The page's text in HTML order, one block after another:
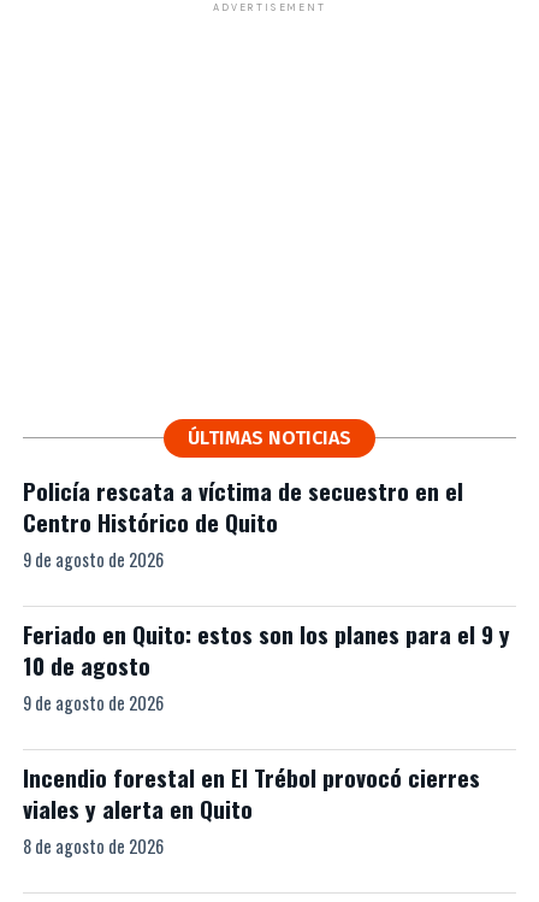
ADVERTISEMENT
ÚLTIMAS NOTICIAS
Policía rescata a víctima de secuestro en el
Centro Histórico de Quito
9 de agosto de 2026
Feriado en Quito: estos son los planes para el 9 y
10 de agosto
9 de agosto de 2026
Incendio forestal en El Trébol provocó cierres
viales y alerta en Quito
8 de agosto de 2026